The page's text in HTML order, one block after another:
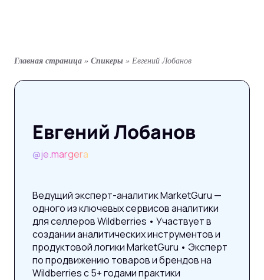
Главная страница » Спикеры » Евгений Лобанов
Евгений Лобанов
@je.margera
Ведущий эксперт-аналитик MarketGuru —
одного из ключевых сервисов аналитики
для селлеров Wildberries • Участвует в
создании аналитических инструментов и
продуктовой логики MarketGuru • Эксперт
по продвижению товаров и брендов на
Wildberries с 5+ годами практики